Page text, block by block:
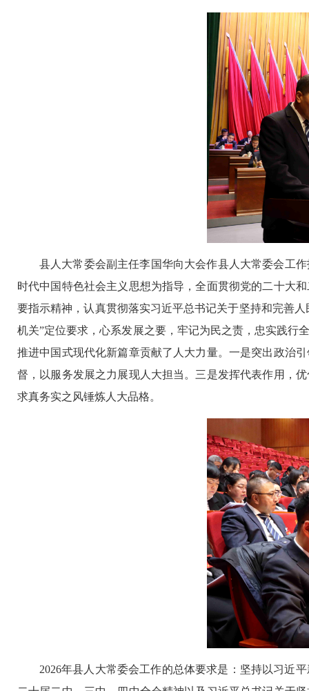
县人大常委会副主任李国华向大会作县人大常委会工
时代中国特色社会主义思想为指导，全面贯彻党的二十大
要指示精神，认真贯彻落实习近平总书记关于坚持和完善
机关”定位要求，心系发展之要，牢记为民之责，忠实践行
推进中国式现代化新篇章贡献了人大力量。一是突出政治
督，以服务发展之力展现人大担当。三是发挥代表作用，
求真务实之风锤炼人大品格。
2026年县人大常委会工作的总体要求是：坚持以习近